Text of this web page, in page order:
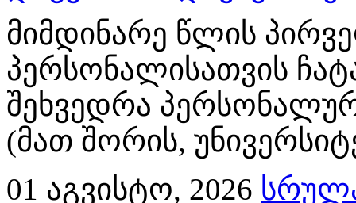
მიმდინარე წლის
პერსონალისათვის
შეხვედრა
(მათ შორის,
01 აგვისტო, 2026